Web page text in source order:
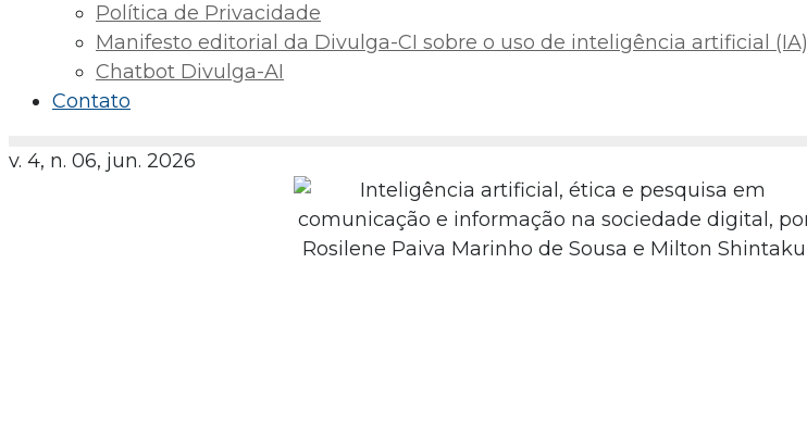
Política de Privacidade
Manifesto editorial da Divulga-CI sobre o uso de inteligência artificial (IA)
Chatbot Divulga-AI
Contato
v. 4, n. 06, jun. 2026